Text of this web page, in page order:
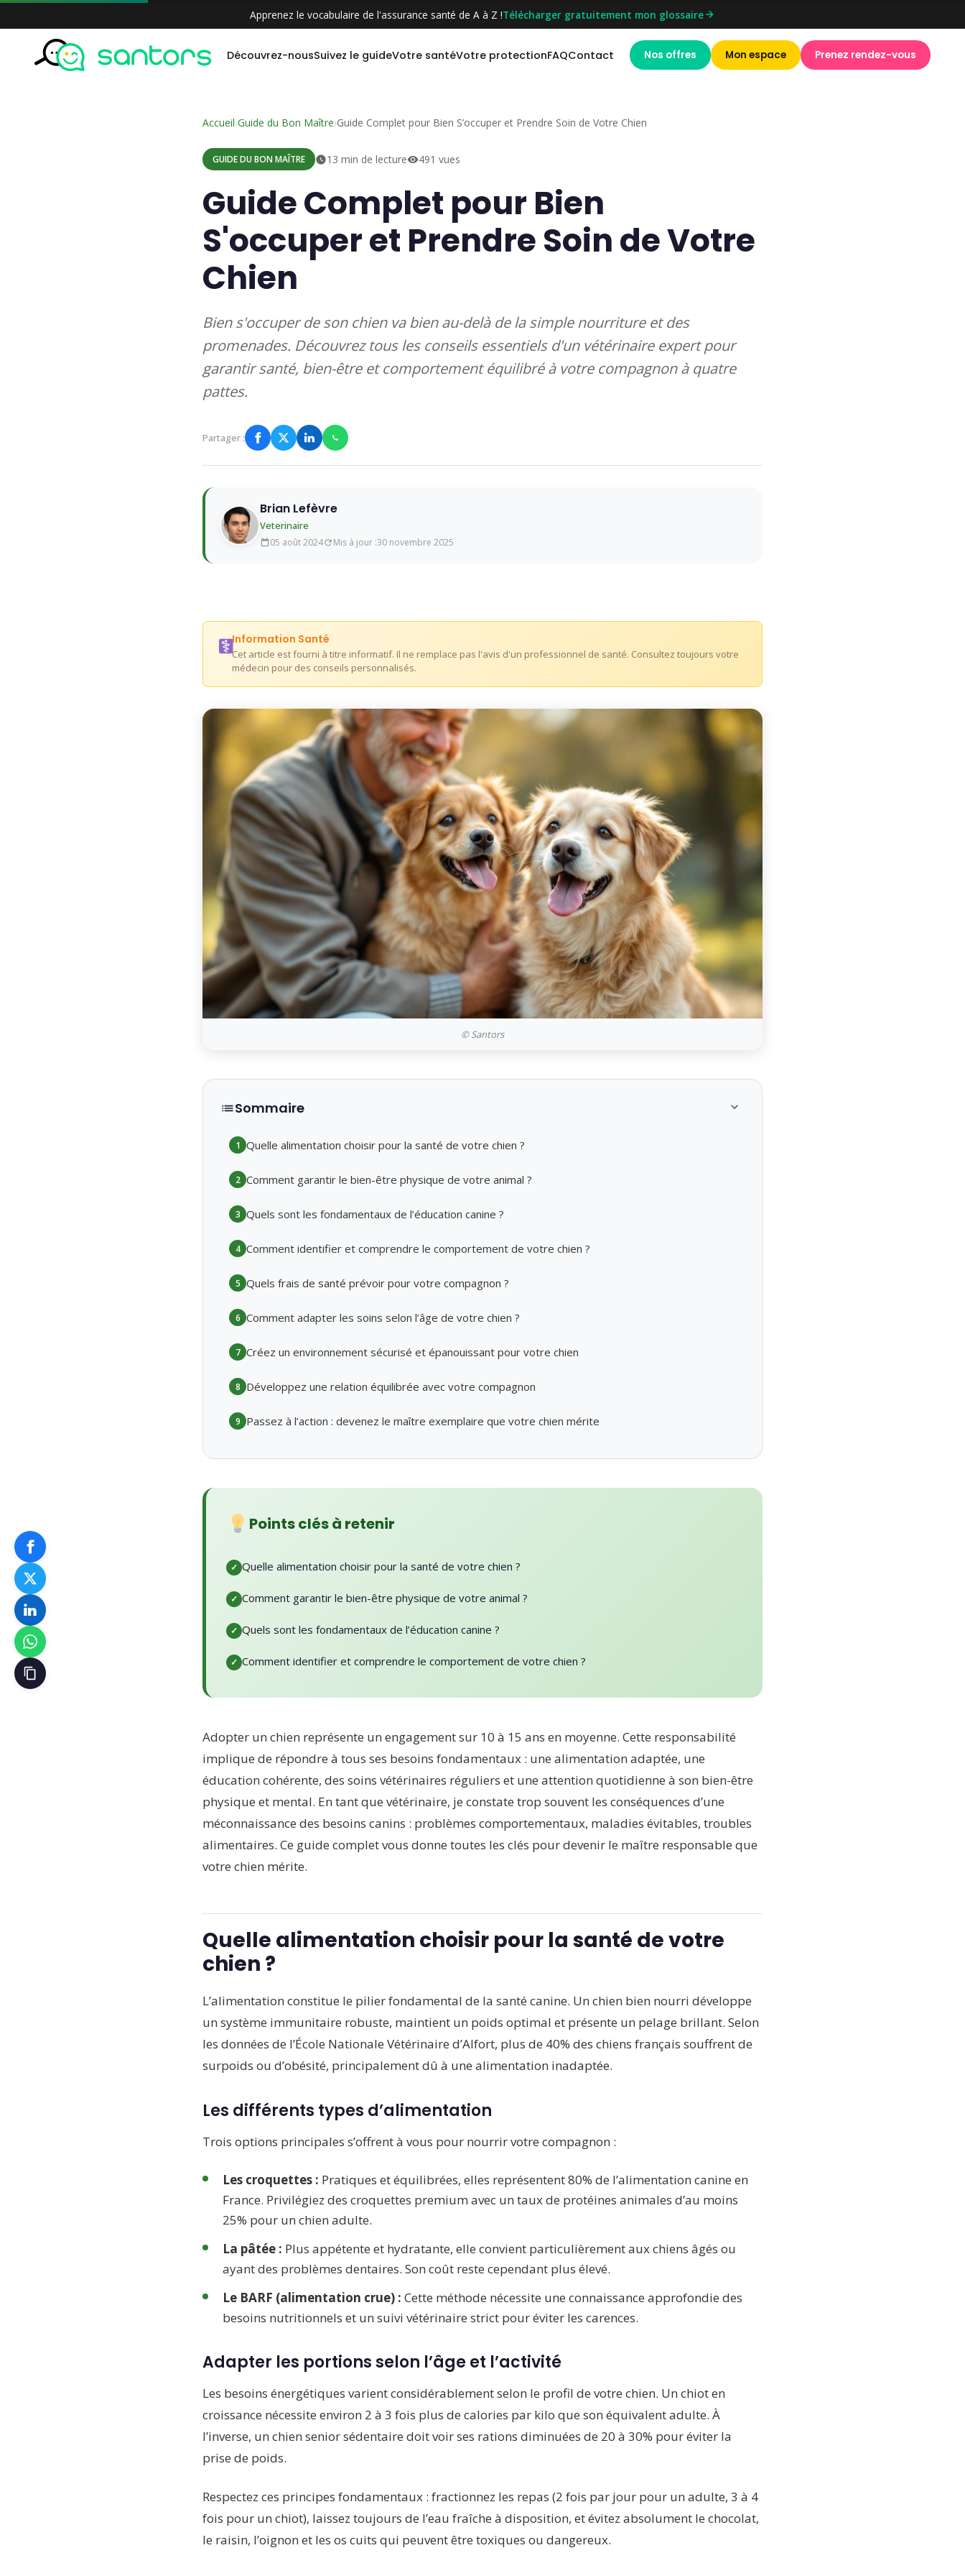
Apprenez le vocabulaire de l'assurance santé de A à Z !Télécharger gratuitement mon glossaire
Découvrez-nousSuivez le guideVotre santéVotre protectionFAQContact Nos offres Mon espace Prenez rendez-vous
Aller
au
Accueil›Guide du Bon Maître›Guide Complet pour Bien S’occuper et Prendre Soin de Votre Chien
GUIDE DU BON MAÎTRE 13 min de lecture 491 vues
Guide Complet pour Bien
S'occuper et Prendre Soin de Votre
Chien
Bien s'occuper de son chien va bien au-delà de la simple nourriture et des
promenades. Découvrez tous les conseils essentiels d'un vétérinaire expert pour
garantir santé, bien-être et comportement équilibré à votre compagnon à quatre
pattes.
Partager :
Brian Lefèvre
Veterinaire
05 août 2024 Mis à jour :30 novembre 2025
Information Santé
Cet article est fourni à titre informatif. Il ne remplace pas l'avis d'un professionnel de santé. Consultez toujours votre
médecin pour des conseils personnalisés.
© Santors
Sommaire
1 Quelle alimentation choisir pour la santé de votre chien ?
2 Comment garantir le bien-être physique de votre animal ?
3 Quels sont les fondamentaux de l’éducation canine ?
4 Comment identifier et comprendre le comportement de votre chien ?
5 Quels frais de santé prévoir pour votre compagnon ?
6 Comment adapter les soins selon l’âge de votre chien ?
7 Créez un environnement sécurisé et épanouissant pour votre chien
8 Développez une relation équilibrée avec votre compagnon
9 Passez à l’action : devenez le maître exemplaire que votre chien mérite
Points clés à retenir
Quelle alimentation choisir pour la santé de votre chien ?
Comment garantir le bien-être physique de votre animal ?
Quels sont les fondamentaux de l’éducation canine ?
Comment identifier et comprendre le comportement de votre chien ?
Adopter un chien représente un engagement sur 10 à 15 ans en moyenne. Cette responsabilité
implique de répondre à tous ses besoins fondamentaux : une alimentation adaptée, une
éducation cohérente, des soins vétérinaires réguliers et une attention quotidienne à son bien-être
physique et mental. En tant que vétérinaire, je constate trop souvent les conséquences d’une
méconnaissance des besoins canins : problèmes comportementaux, maladies évitables, troubles
alimentaires. Ce guide complet vous donne toutes les clés pour devenir le maître responsable que
votre chien mérite.
Quelle alimentation choisir pour la santé de votre
chien ?
L’alimentation constitue le pilier fondamental de la santé canine. Un chien bien nourri développe
un système immunitaire robuste, maintient un poids optimal et présente un pelage brillant. Selon
les données de l’École Nationale Vétérinaire d’Alfort, plus de 40% des chiens français souffrent de
surpoids ou d’obésité, principalement dû à une alimentation inadaptée.
Les différents types d’alimentation
Trois options principales s’offrent à vous pour nourrir votre compagnon :
Les croquettes : Pratiques et équilibrées, elles représentent 80% de l’alimentation canine en
France. Privilégiez des croquettes premium avec un taux de protéines animales d’au moins
25% pour un chien adulte.
La pâtée : Plus appétente et hydratante, elle convient particulièrement aux chiens âgés ou
ayant des problèmes dentaires. Son coût reste cependant plus élevé.
Le BARF (alimentation crue) : Cette méthode nécessite une connaissance approfondie des
besoins nutritionnels et un suivi vétérinaire strict pour éviter les carences.
Adapter les portions selon l’âge et l’activité
Les besoins énergétiques varient considérablement selon le profil de votre chien. Un chiot en
croissance nécessite environ 2 à 3 fois plus de calories par kilo que son équivalent adulte. À
l’inverse, un chien senior sédentaire doit voir ses rations diminuées de 20 à 30% pour éviter la
prise de poids.
Respectez ces principes fondamentaux : fractionnez les repas (2 fois par jour pour un adulte, 3 à 4
fois pour un chiot), laissez toujours de l’eau fraîche à disposition, et évitez absolument le chocolat,
le raisin, l’oignon et les os cuits qui peuvent être toxiques ou dangereux.